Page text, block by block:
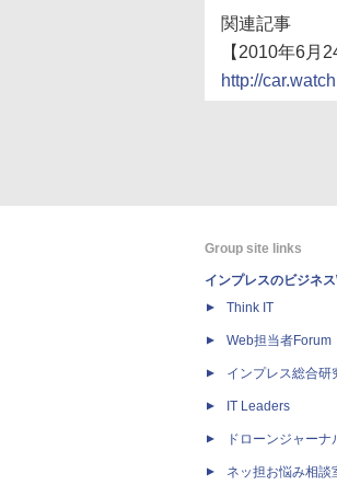
関連記事
【2010年6月
http://
Group site links
インプレスのビジネ
Think IT
Web担当者Forum
インプレス総合研
IT Leaders
ドローンジャーナ
ネッ担お悩み相談